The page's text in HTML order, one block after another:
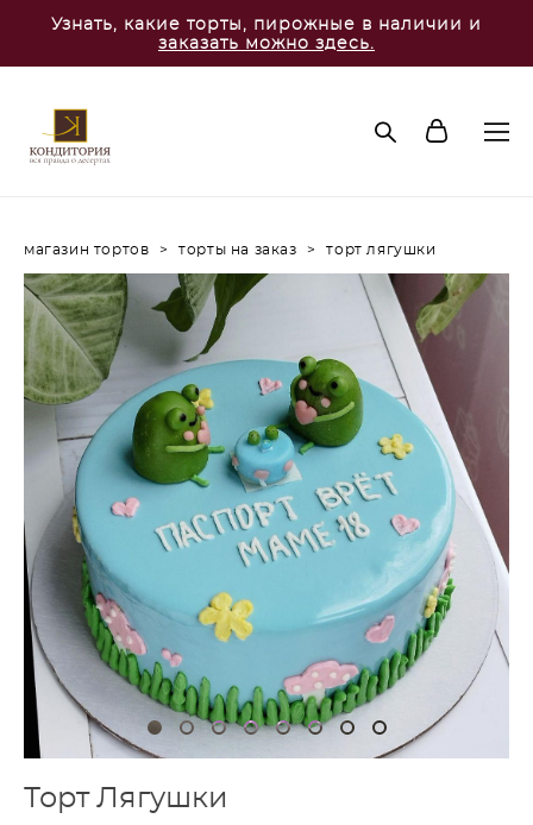
Узнать, какие торты, пирожные в наличии и
заказать можно здесь.
магазин тортов > торты на заказ > торт лягушки
Торт Лягушки